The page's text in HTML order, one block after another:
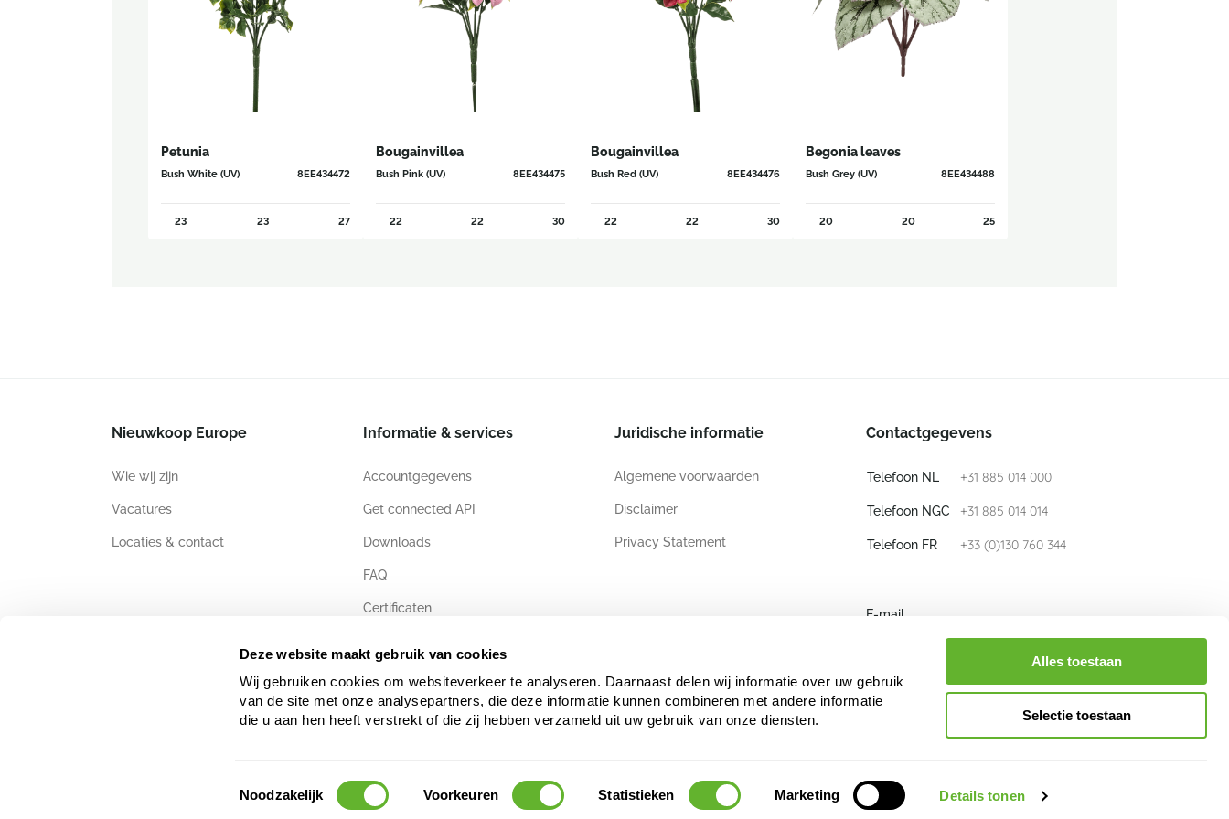
Deze website maakt gebruik van cookies
Wij gebruiken cookies om websiteverkeer te analyseren. Daarnaast delen wij informatie over uw gebruik
van de site met onze analysepartners, die deze informatie kunnen combineren met andere informatie
die u aan hen heeft verstrekt of die zij hebben verzameld uit uw gebruik van onze diensten.
Toestemmingsselectie
Noodzakelijk Voorkeuren Statistieken Marketing Details tonen
Alles toestaan
Selectie toestaan
Petunia
Bush White (UV) 8EE434472
23 23 27
Bougainvillea
Bush Pink (UV) 8EE434475
22 22 30
Bougainvillea
Bush Red (UV) 8EE434476
22 22 30
Begonia leaves
Bush Grey (UV) 8EE434488
20 20 25
Nieuwkoop Europe
Wie wij zijn
Vacatures
Locaties & contact
Informatie & services
Accountgegevens
Get connected API
Downloads
FAQ
Certificaten
Juridische informatie
Algemene voorwaarden
Disclaimer
Privacy Statement
Contactgegevens
Telefoon NL +31 885 014 000
Telefoon NGC +31 885 014 014
Telefoon FR +33 (0)130 760 344
E-mail
info@nieuwkoop-europe.com
Volg ons
De gegevens en het tekst- en beeldmateriaal op deze website is auteursrechtelijk en/of databankenrechtelijk beschermd. Ongeautoriseerd gebruik kan een inbreuk op de rechten van Nieuwkoop Europe B.V. en/of haar
licentiehouders opleveren en tot aansprakelijkheid leiden.